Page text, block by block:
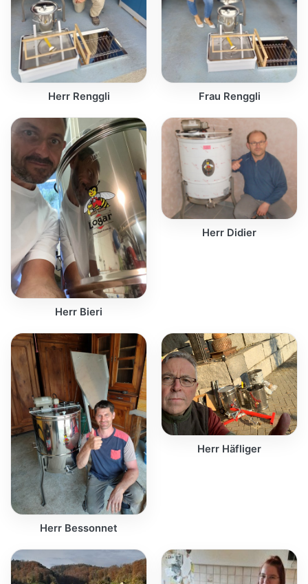
Herr Renggli Frau Renggli
Herr Bieri
Herr Didier
Herr Bessonnet
Herr Häfliger